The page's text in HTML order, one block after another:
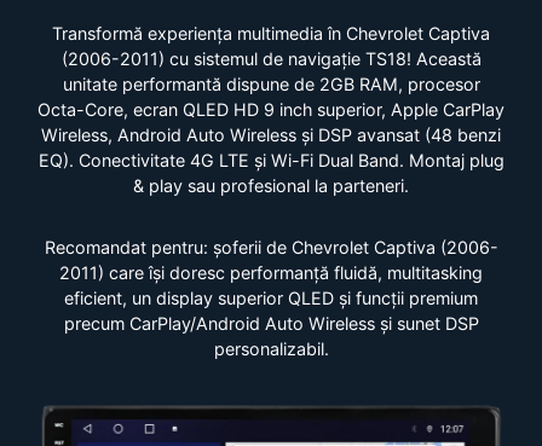
Transformă experiența multimedia în Chevrolet Captiva
(2006-2011) cu sistemul de navigație TS18! Această
unitate performantă dispune de 2GB RAM, procesor
Octa-Core, ecran QLED HD 9 inch superior, Apple CarPlay
Wireless, Android Auto Wireless și DSP avansat (48 benzi
EQ). Conectivitate 4G LTE și Wi-Fi Dual Band. Montaj plug
& play sau profesional la parteneri.
Recomandat pentru: șoferii de Chevrolet Captiva (2006-
2011) care își doresc performanță fluidă, multitasking
eficient, un display superior QLED și funcții premium
precum CarPlay/Android Auto Wireless și sunet DSP
personalizabil.